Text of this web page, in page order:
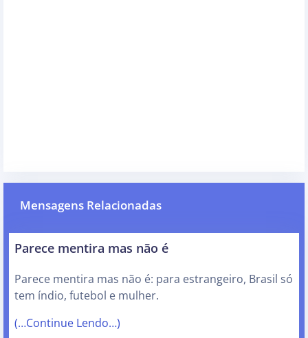
Mensagens Relacionadas
Parece mentira mas não é
Parece mentira mas não é: para estrangeiro, Brasil só
tem índio, futebol e mulher.
(…Continue Lendo…)